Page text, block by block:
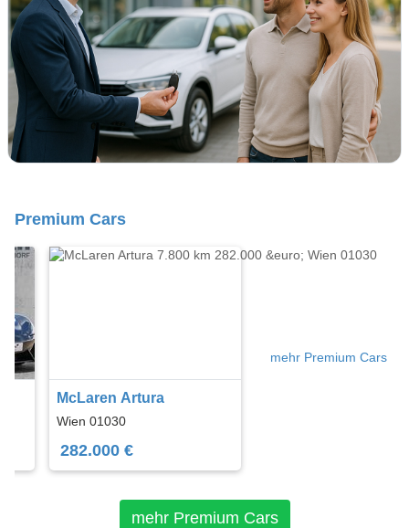
Premium Cars
McLaren Artura
Wien 01030
282.000 €
mehr Premium Cars
mehr Premium Cars